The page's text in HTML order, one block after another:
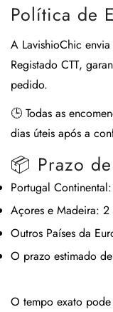
Política de
A LavishioChic
Registado CTT,
pedido.
🕒 Todas as
dias úteis após a
📦 Prazo
Portugal Continental:
Açores e Madeira: 2
Outros Países da
O prazo estimado
O tempo exato